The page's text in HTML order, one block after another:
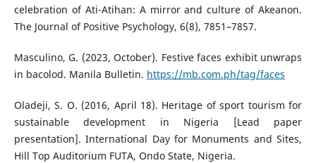
celebration of Ati-Atihan: A mirror and culture of Akeanon.
The Journal of Positive Psychology, 6(8), 7851–7857.
Masculino, G. (2023, October). Festive faces exhibit unwraps
in bacolod. Manila Bulletin. https://mb.com.ph/tag/faces
Oladeji, S. O. (2016, April 18). Heritage of sport tourism for
sustainable development in Nigeria [Lead paper
presentation]. International Day for Monuments and Sites,
Hill Top Auditorium FUTA, Ondo State, Nigeria.